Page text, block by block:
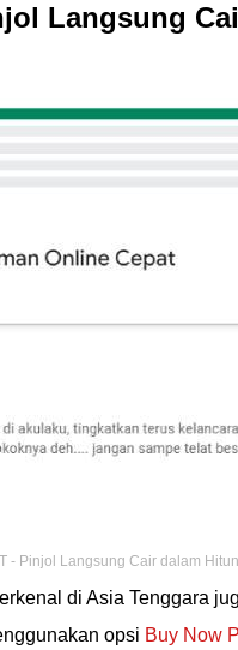
Langsung
- Pinjol Langsung Cair dalam
di Asia Tenggara
opsi Buy Now